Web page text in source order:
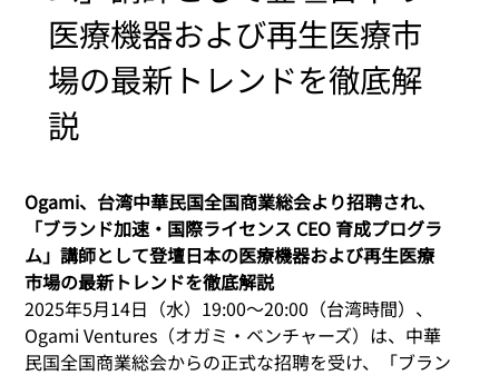
医療機器および再生医療市
場の最新トレンドを徹底解
説
Ogami、台湾中華民国全国商業総会より招聘され、
「ブランド加速・国際ライセンス CEO 育成プログラ
ム」講師として登壇日本の医療機器および再生医療
市場の最新トレンドを徹底解説
2025年5月14日（水）19:00〜20:00（台湾時間）、
Ogami Ventures（オガミ・ベンチャーズ）は、中華
民国全国商業総会からの正式な招聘を受け、「ブラン